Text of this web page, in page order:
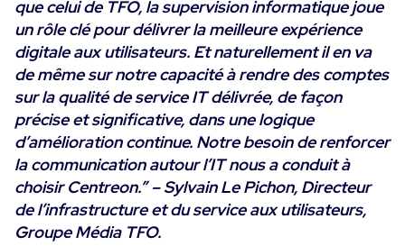
Convergence IT & OT
Observabilité
Performance Web
Supervision des Conteneurs
Supervision du Cloud
Supervision réseau
Tous
Témoignages Clients
MSP
Logistique & Commerce
Santé
Public
Technologies
AWS
Cisco Meraki
Google Cloud Platform
Kubernetes
Microsoft 365
POURQUOI CENTREON
Notre vision
que celui de TFO, la supervision informatique joue
un rôle clé pour délivrer la meilleure expérience
digitale aux utilisateurs. Et naturellement il en va
de même sur notre capacité à rendre des comptes
sur la qualité de service IT délivrée, de façon
précise et significative, dans une logique
d’amélioration continue. Notre besoin de renforcer
la communication autour l’IT nous a conduit à
choisir Centreon.” –Sylvain Le Pichon, Directeur
de l’infrastructure et du service aux utilisateurs,
Groupe Média TFO.